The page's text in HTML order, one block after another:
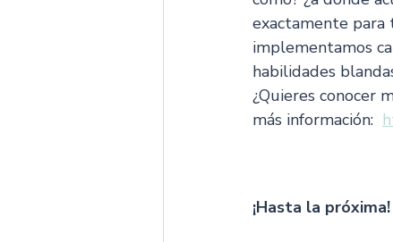
exactamente para
implementamos
habilidades
¿Quieres conocer
más información:
¡Hasta la próxima!